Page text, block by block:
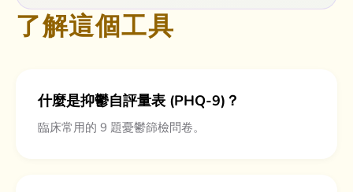
了解這個工具
什麼是抑鬱自評量表 (PHQ-9)？
臨床常用的 9 題憂鬱篩檢問卷。